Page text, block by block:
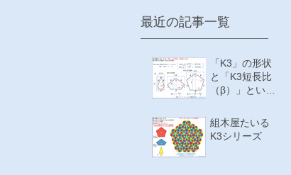
最近の記事一覧
「K3」の形状
と「K3短長比
（β）」という
組木屋たいる
K3シリーズ